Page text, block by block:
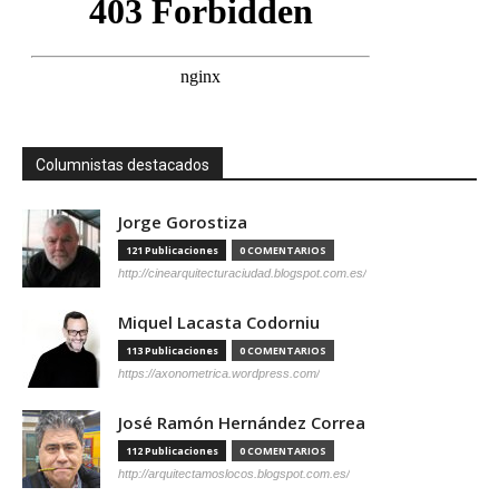
Columnistas destacados
Jorge Gorostiza
121 Publicaciones 0 COMENTARIOS
http://cinearquitecturaciudad.blogspot.com.es/
Miquel Lacasta Codorniu
113 Publicaciones 0 COMENTARIOS
https://axonometrica.wordpress.com/
José Ramón Hernández Correa
112 Publicaciones 0 COMENTARIOS
http://arquitectamoslocos.blogspot.com.es/